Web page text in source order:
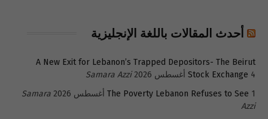
أحدث المقالات باللغة الإنجليزية
A New Exit for Lebanon’s Trapped Depositors- The Beirut
Stock Exchange 4 أغسطس 2026
Samara Azzi
The Poverty Lebanon Refuses to See 1 أغسطس 2026
Samara
Azzi